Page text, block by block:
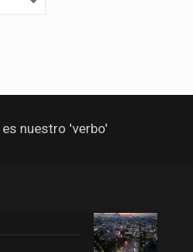
es nuestro 'verbo'